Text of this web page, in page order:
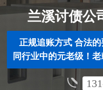
兰溪讨债公
正规追账方式 合法
同行业中的元老级！